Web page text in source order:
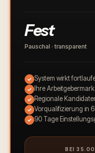
Fest
Pauschal · transparent
✓ System wirkt
✓ Ihre
✓ Regionale
✓ Vorqualifizierung in
✓ 90 Tage
BEI